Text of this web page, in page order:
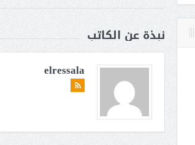
نبذة عن الكاتب
elressala